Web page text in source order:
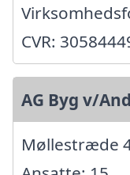
CVR:
AG Byg v/
Møllestræde